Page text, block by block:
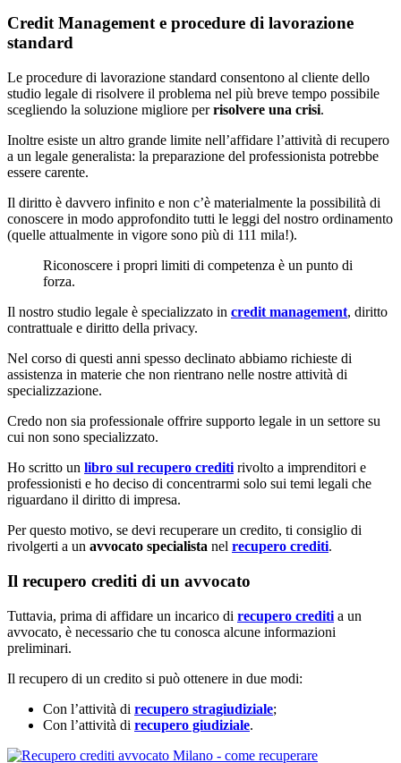
Credit Management e procedure di lavorazione
standard
Le procedure di lavorazione standard consentono al cliente dello
studio legale di risolvere il problema nel più breve tempo possibile
scegliendo la soluzione migliore perrisolvere una crisi.
Inoltre esiste un altro grande limite nell’affidare l’attività di recupero
a un legale generalista: la preparazione del professionista potrebbe
essere carente.
Il diritto è davvero infinito e non c’è materialmente la possibilità di
conoscere in modo approfondito tutti le leggi del nostro ordinamento
(quelle attualmente in vigore sono più di 111 mila!).
Riconoscere i propri limiti di competenza è un punto di
forza.
Il nostro studio legale è specializzato in credit management, diritto
contrattuale e diritto della privacy.
Nel corso di questi anni spesso declinato abbiamo richieste di
assistenza in materie che non rientrano nelle nostre attività di
specializzazione.
Credo non sia professionale offrire supporto legale in un settore su
cui non sono specializzato.
Ho scritto un libro sul recupero crediti rivolto a imprenditori e
professionisti e ho deciso di concentrarmi solo sui temi legali che
riguardano il diritto di impresa.
Per questo motivo, se devi recuperare un credito, ti consiglio di
rivolgerti a un avvocato specialista nel recupero crediti.
Il recupero crediti di un avvocato
Tuttavia, prima di affidare un incarico di recupero crediti a un
avvocato, è necessario che tu conosca alcune informazioni
preliminari.
Il recupero di un credito si può ottenere in due modi:
Con l’attività di recupero stragiudiziale;
Con l’attività di recupero giudiziale.